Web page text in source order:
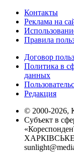
Контакты
Реклама на
Правила
Договор
Политика в
данных
Редакция
© 2000-2026,
Субъект в
ХАРКІВСЬКЕ